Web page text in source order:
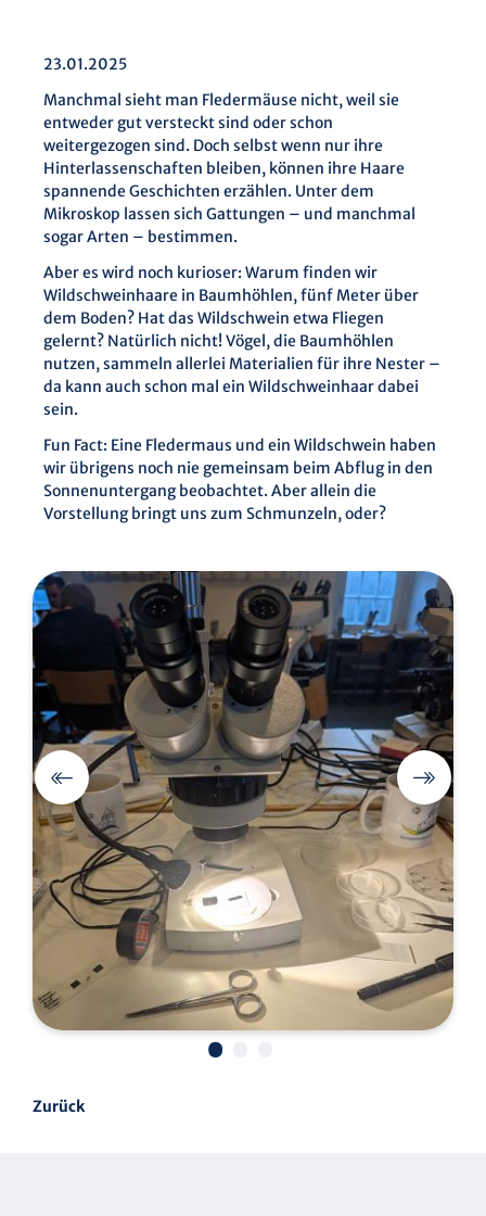
23.01.2025
Manchmal sieht man Fledermäuse nicht, weil sie
entweder gut versteckt sind oder schon
weitergezogen sind. Doch selbst wenn nur ihre
Hinterlassenschaften bleiben, können ihre Haare
spannende Geschichten erzählen. Unter dem
Mikroskop lassen sich Gattungen – und manchmal
sogar Arten – bestimmen.
Aber es wird noch kurioser: Warum finden wir
Wildschweinhaare in Baumhöhlen, fünf Meter über
dem Boden? Hat das Wildschwein etwa Fliegen
gelernt? Natürlich nicht! Vögel, die Baumhöhlen
nutzen, sammeln allerlei Materialien für ihre Nester –
da kann auch schon mal ein Wildschweinhaar dabei
sein.
Fun Fact: Eine Fledermaus und ein Wildschwein haben
wir übrigens noch nie gemeinsam beim Abflug in den
Sonnenuntergang beobachtet. Aber allein die
Vorstellung bringt uns zum Schmunzeln, oder?
•••
Zurück